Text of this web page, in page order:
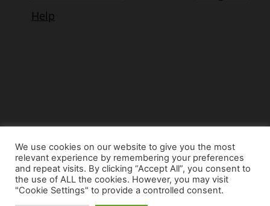
© Copyright 2015 - www.airnews.gr
We use cookies on our website to give you the most
relevant experience by remembering your preferences
and repeat visits. By clicking “Accept All”, you consent to
the use of ALL the cookies. However, you may visit
"Cookie Settings" to provide a controlled consent.